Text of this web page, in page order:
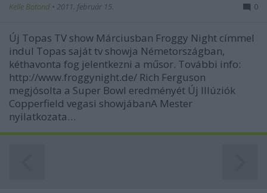
Kelle Botond • 2011. február 15. 0
Új Topas TV show Márciusban Froggy Night címmel
indul Topas saját tv showja Németországban,
kéthavonta fog jelentkezni a műsor. További info:
http://www.froggynight.de/ Rich Ferguson
megjósolta a Super Bowl eredményét Új Illúziók
Copperfield vegasi showjábanA Mester
nyilatkozata…